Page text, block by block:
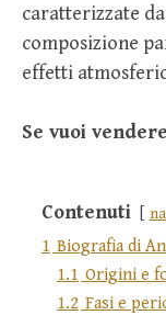
caratterizzate
composizione
effetti
Se vuoi
Contenuti
1 Biografia di
1.1 Origini e
1.2 Fasi e